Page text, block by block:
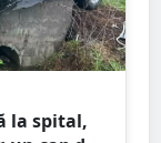
la spital,